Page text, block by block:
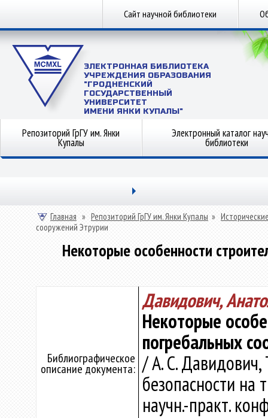
Сайт научной библиотеки
ЭЛЕКТРОННАЯ БИБЛИОТЕКА
УЧРЕЖДЕНИЯ ОБРАЗОВАНИЯ
"ГРОДНЕНСКИЙ
ГОСУДАРСТВЕННЫЙ
УНИВЕРСИТЕТ
ИМЕНИ ЯНКИ КУПАЛЫ"
Репозиторий ГрГУ им. Янки
Купалы
Электронный каталог
библиотеки
Главная » Репозиторий ГрГУ им. Янки Купалы »
сооружений Этрурии
Некоторые особенности
Библиографическое
описание документа:
Давидович,
Некоторые
погребальных
/ А. С.
безопасности
научн.-практ.